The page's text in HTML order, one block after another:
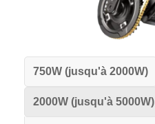
750W (jusqu'à 2000W)
2000W (jusqu'à 5000W)